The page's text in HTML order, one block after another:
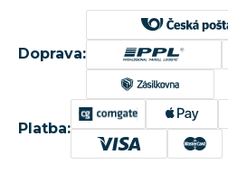
Doprava:
Platba: